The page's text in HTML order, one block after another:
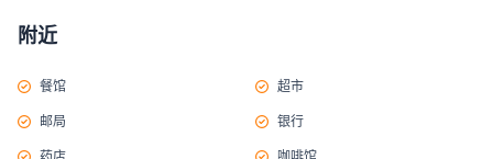
附近
餐馆 超市
邮局 银行